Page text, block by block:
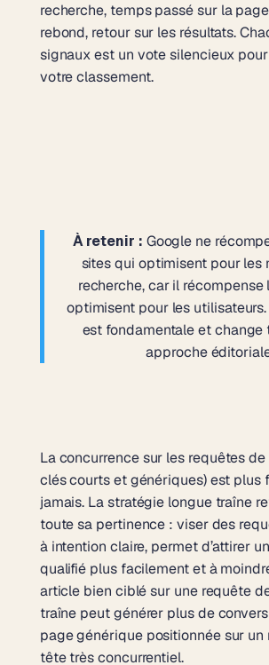
recherche, temps passé sur la
rebond, retour sur les résultats.
signaux est un vote silencieux
votre classement.
À retenir : Google ne
sites qui optimisent pour les
recherche, car il récompense
optimisent pour les
est fondamentale et change
approche
La concurrence sur les requêtes
clés courts et génériques) est plus
jamais. Lastratégie longue traîne
toute sa pertinence : viser des
à intention claire, permet d’attirer
qualifié plus facilement et à
article bien ciblé sur une requête
traîne peut générer plus de
page générique positionnée sur
tête très concurrentiel.